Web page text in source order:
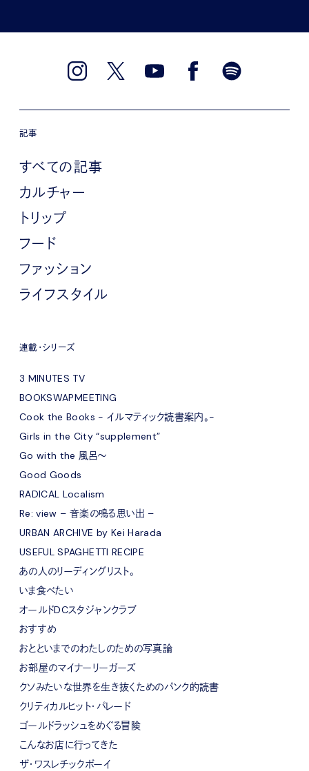
記事
すべての記事
カルチャー
トリップ
フード
ファッション
ライフスタイル
連載・シリーズ
3 MINUTES TV
BOOKSWAPMEETING
Cook the Books - イルマティック読書案内。-
Girls in the City “supplement”
Go with the 風呂〜
Good Goods
RADICAL Localism
Re: view – 音楽の鳴る思い出 –
URBAN ARCHIVE by Kei Harada
USEFUL SPAGHETTI RECIPE
あの人のリーディングリスト。
いま食べたい
オールドDCスタジャンクラブ
おすすめ
おとといまでのわたしのための写真論
お部屋のマイナーリーガーズ
クソみたいな世界を生き抜くためのパンク的読書
クリティカルヒット・パレード
ゴールドラッシュをめぐる冒険
こんなお店に行ってきた
ザ・ワスレチックボーイ